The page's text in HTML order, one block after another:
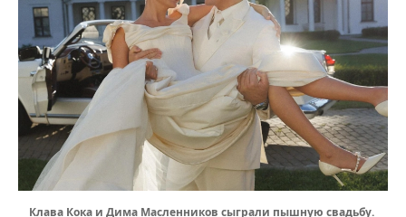
Клава Кока и Дима Масленников сыграли пышную свадьбу.